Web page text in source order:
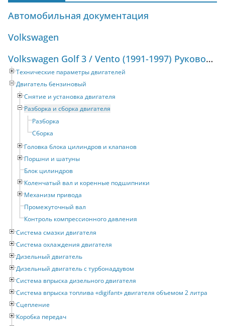
Автомобильная документация
Volkswagen
Volkswagen Golf 3 / Vento (1991-1997) Руководство по ремонту и техническому обслуживанию
Технические параметры двигателей
Двигатель бензиновый
Снятие и установка двигателя
Разборка и сборка двигателя
Разборка
Сборка
Головка блока цилиндров и клапанов
Поршни и шатуны
Блок цилиндров
Коленчатый вал и коренные подшипники
Механизм привода
Промежуточный вал
Контроль компрессионного давления
Система смазки двигателя
Система охлаждения двигателя
Дизельный двигатель
Дизельный двигатель с турбонаддувом
Система впрыска дизельного двигателя
Система впрыска топлива «digifant» двигателя объемом 2 литра
Сцепление
Коробка передач